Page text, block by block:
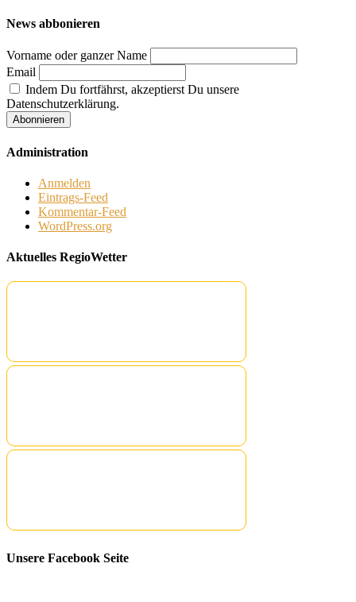
News abbonieren
Vorname oder ganzer Name
Email
Indem Du fortfährst, akzeptierst Du unsere
Datenschutzerklärung.
Administration
Anmelden
Eintrags-Feed
Kommentar-Feed
WordPress.org
Aktuelles RegioWetter
Unsere Facebook Seite